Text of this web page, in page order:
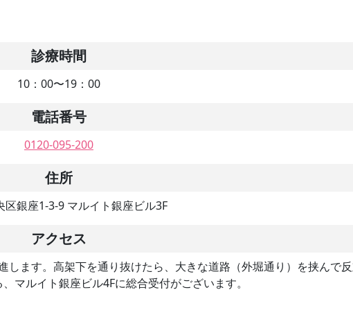
診療時間
10：00〜19：00
電話番号
0120-095-200
住所
区銀座1-3-9 マルイト銀座ビル3F
アクセス
ます。高架下を通り抜けたら、大きな道路（外堀通り）を挟んで
マルイト銀座ビル4Fに総合受付がございます。